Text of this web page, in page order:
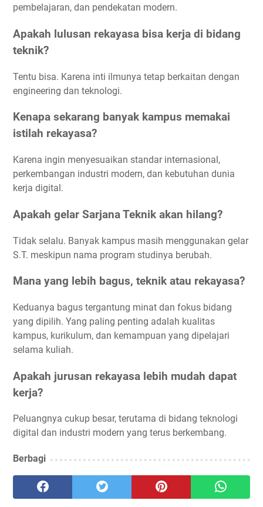
pembelajaran, dan pendekatan modern.
Apakah lulusan rekayasa bisa kerja di bidang
teknik?
Tentu bisa. Karena inti ilmunya tetap berkaitan dengan
engineering dan teknologi.
Kenapa sekarang banyak kampus memakai
istilah rekayasa?
Karena ingin menyesuaikan standar internasional,
perkembangan industri modern, dan kebutuhan dunia
kerja digital.
Apakah gelar Sarjana Teknik akan hilang?
Tidak selalu. Banyak kampus masih menggunakan gelar
S.T. meskipun nama program studinya berubah.
Mana yang lebih bagus, teknik atau rekayasa?
Keduanya bagus tergantung minat dan fokus bidang
yang dipilih. Yang paling penting adalah kualitas
kampus, kurikulum, dan kemampuan yang dipelajari
selama kuliah.
Apakah jurusan rekayasa lebih mudah dapat
kerja?
Peluangnya cukup besar, terutama di bidang teknologi
digital dan industri modern yang terus berkembang.
Berbagi